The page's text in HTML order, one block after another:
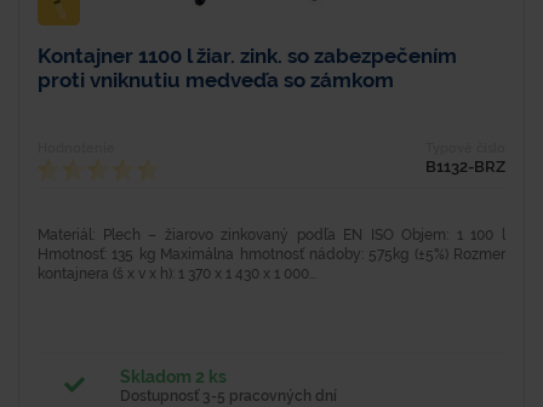
Kontajner 1100 l žiar. zink. so zabezpečením
proti vniknutiu medveďa so zámkom
B1132-BRZ
Materiál: Plech – žiarovo zinkovaný podľa EN ISO Objem: 1 100 l
Hmotnosť: 135 kg Maximálna hmotnosť nádoby: 575kg (±5%) Rozmer
kontajnera (š x v x h): 1 370 x 1 430 x 1 000...
Skladom 2 ks
Dostupnosť 3-5 pracovných dní